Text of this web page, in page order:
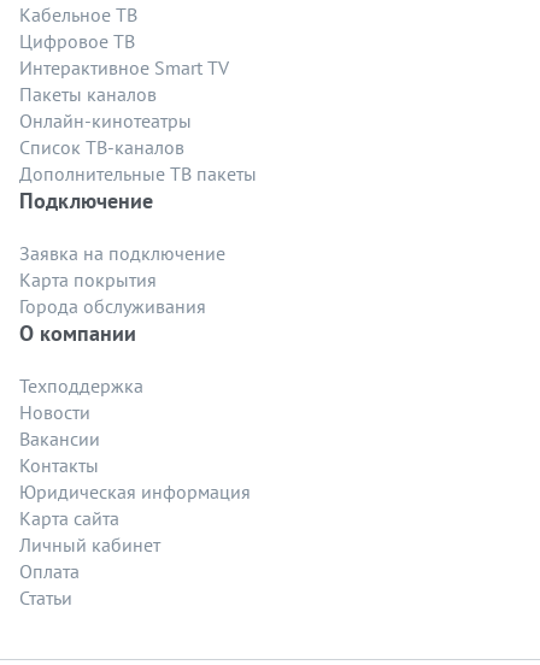
Кабельное ТВ
Цифровое ТВ
Интерактивное Smart TV
Пакеты каналов
Онлайн-кинотеатры
Список ТВ-каналов
Дополнительные ТВ пакеты
Подключение
Заявка на подключение
Карта покрытия
Города обслуживания
О компании
Техподдержка
Новости
Вакансии
Контакты
Юридическая информация
Карта сайта
Личный кабинет
Оплата
Статьи